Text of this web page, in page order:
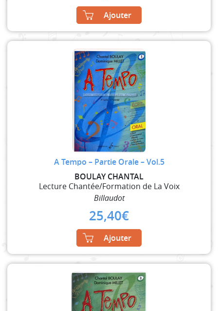
Ajouter
A Tempo – Partie Orale – Vol.5
BOULAY CHANTAL
Lecture Chantée/Formation de La Voix
Billaudot
25,40€
Ajouter